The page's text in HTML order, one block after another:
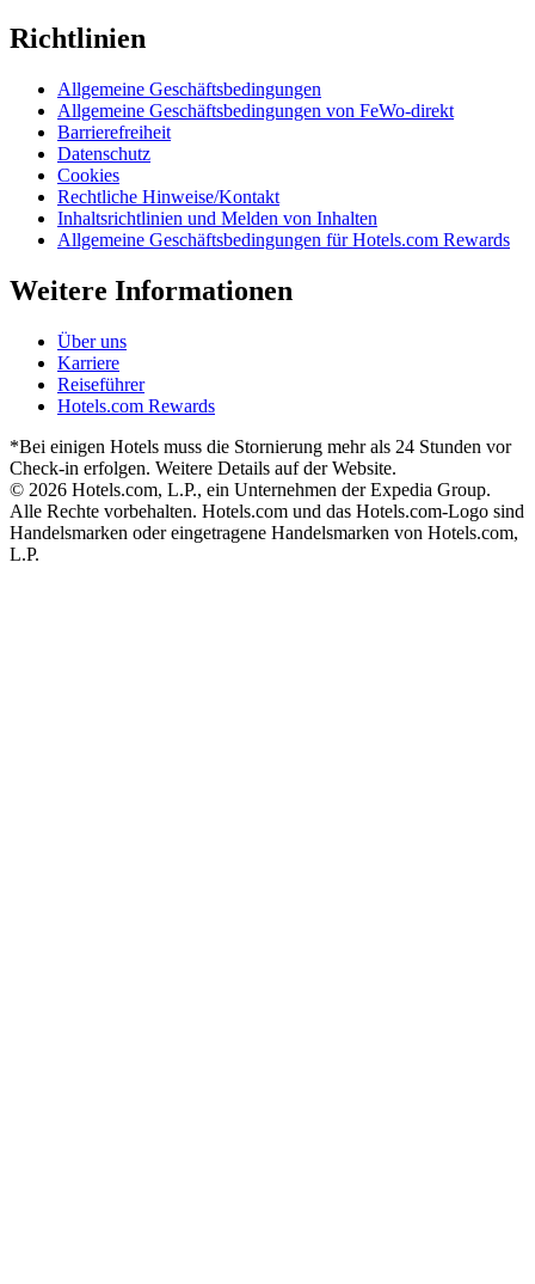
Richtlinien
Allgemeine Geschäftsbedingungen
Allgemeine Geschäftsbedingungen von FeWo-direkt
Barrierefreiheit
Datenschutz
Cookies
Rechtliche Hinweise/Kontakt
Inhaltsrichtlinien und Melden von Inhalten
Allgemeine Geschäftsbedingungen für Hotels.com Rewards
Weitere Informationen
Über uns
Karriere
Reiseführer
Hotels.com Rewards
*Bei einigen Hotels muss die Stornierung mehr als 24 Stunden vor
Check-in erfolgen. Weitere Details auf der Website.
© 2026 Hotels.com, L.P., ein Unternehmen der Expedia Group.
Alle Rechte vorbehalten. Hotels.com und das Hotels.com-Logo sind
Handelsmarken oder eingetragene Handelsmarken von Hotels.com,
L.P.